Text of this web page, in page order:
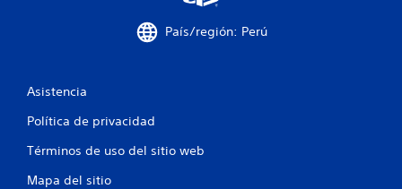
País/región: Perú
Asistencia
Política de privacidad
Términos de uso del sitio web
Mapa del sitio